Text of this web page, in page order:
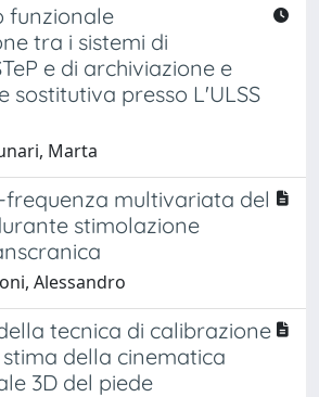
funzionale
tra i sistemi di
e di archiviazione e
sostitutiva presso L'ULSS
Marta
frequenza multivariata del
stimolazione
Alessandro
tecnica di calibrazione
della cinematica
3D del piede